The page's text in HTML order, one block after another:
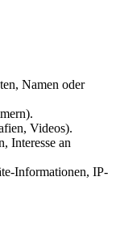
Namen oder
Videos).
Interesse an
Informationen, IP-